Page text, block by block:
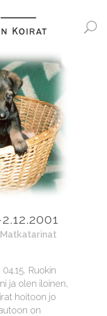
Matkatarinat
Ruokin
ja olen iloinen,
hoitoon jo
on